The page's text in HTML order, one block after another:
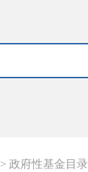
> 政府性基金目录